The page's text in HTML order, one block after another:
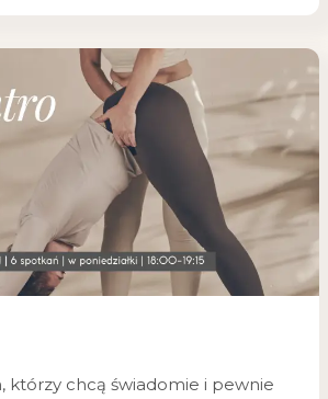
którzy chcą świadomie i pewnie